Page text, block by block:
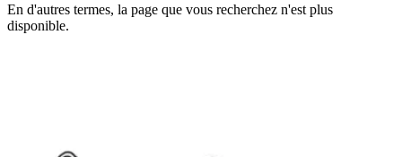
En d'autres termes, la page que vous recherchez n'est plus
disponible.